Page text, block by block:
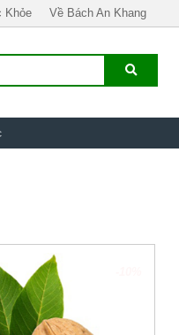
Khỏe Về Bách An Khang